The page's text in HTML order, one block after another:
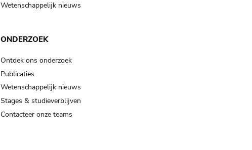
Wetenschappelijk nieuws
ONDERZOEK
Ontdek ons onderzoek
Publicaties
Wetenschappelijk nieuws
Stages & studieverblijven
Contacteer onze teams